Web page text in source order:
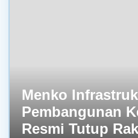
Menko
Pembangunan
Resmi Tutup